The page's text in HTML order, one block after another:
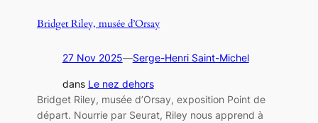
Bridget Riley, musée d’Orsay
27 Nov 2025—Serge-Henri Saint-Michel
dans Le nez dehors
Bridget Riley, musée d’Orsay, exposition Point de
départ. Nourrie par Seurat, Riley nous apprend à